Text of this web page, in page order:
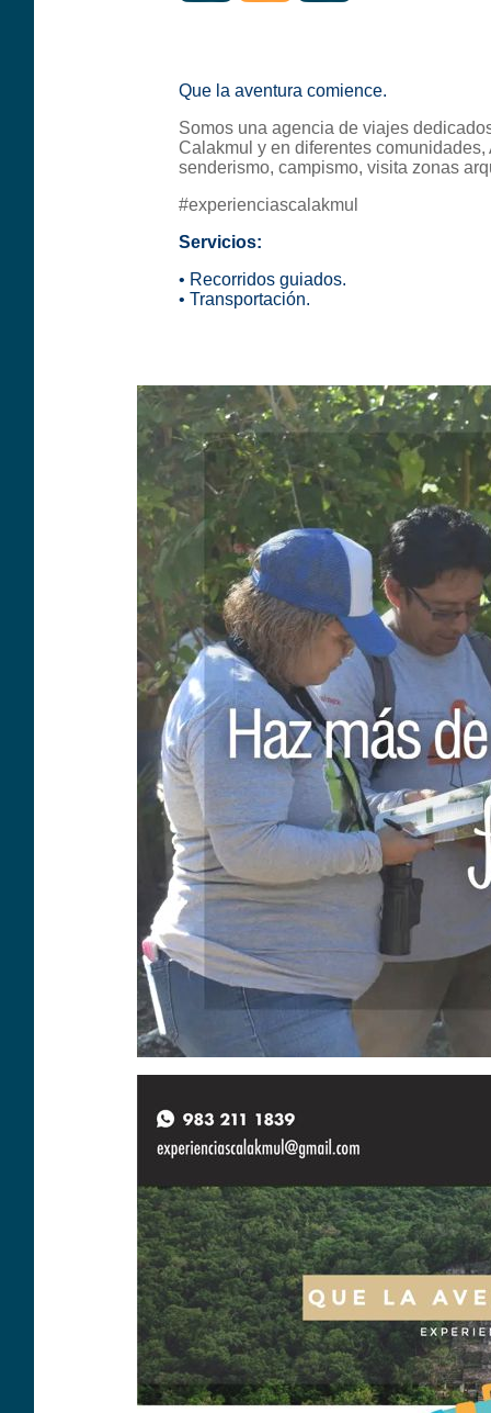
Que la aventura comience.
Somos una agencia de viajes
Calakmul y en diferentes
senderismo, campismo, visita zonas
#experienciascalakmul
Servicios:
• Recorridos guiados.
• Transportación.